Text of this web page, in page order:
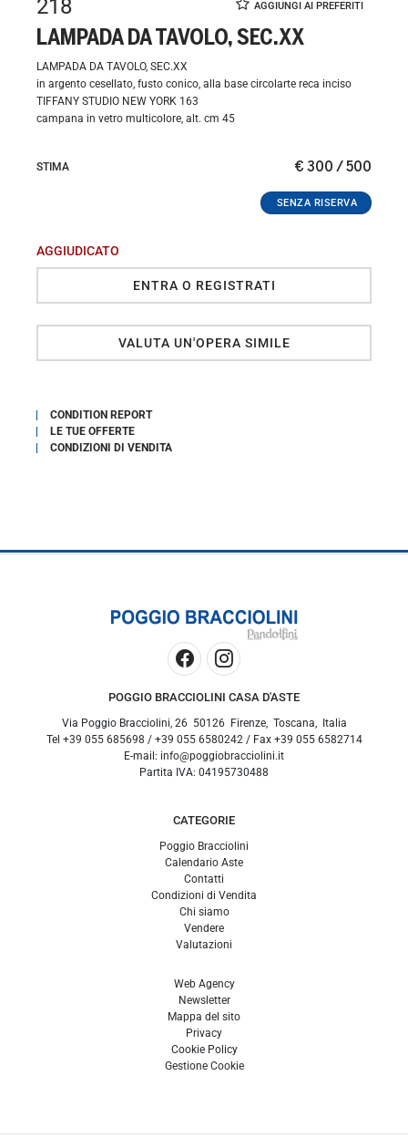
218
LAMPADA DA TAVOLO, SEC.XX
LAMPADA DA TAVOLO, SEC.XX
in argento cesellato, fusto conico, alla base circolarte reca inciso
TIFFANY STUDIO NEW YORK 163
campana in vetro multicolore, alt. cm 45
€ 300 / 500
STIMA
AGGIUDICATO
ENTRA O REGISTRATI
VALUTA UN'OPERA SIMILE
CONDITION REPORT
LE TUE OFFERTE
CONDIZIONI DI VENDITA
POGGIO BRACCIOLINI CASA D'ASTE
Via Poggio Bracciolini, 26 50126 Firenze, Toscana
Italia
Tel +39 055 685698 / +39 055 6580242 / Fax +39 055 6582714
E-mail: info@poggiobracciolini.it
Partita IVA: 04195730488
CATEGORIE
Poggio Bracciolini
Calendario Aste
Contatti
Condizioni di Vendita
Chi siamo
Vendere
Valutazioni
Web Agency
Newsletter
Mappa del sito
Privacy
Cookie Policy
Gestione Cookie